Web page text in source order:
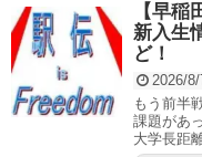
【早
新入生
ど！
2026/8/
もう前半
課題があ
大学長距